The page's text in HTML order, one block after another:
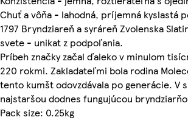
Chuť a vôňa - lahodná, príjemná kyslastá
1797 Bryndziareň a syráreň Zvolenska
svete - unikat z podpoľania.
Príbeh značky začal ďaleko v minulom
220 rokmi. Zakladateľmi bola rodina
tento kumšt odovzdávala po generácie. V
najstaršou dodnes fungujúcou
Pack size: 0.25kg